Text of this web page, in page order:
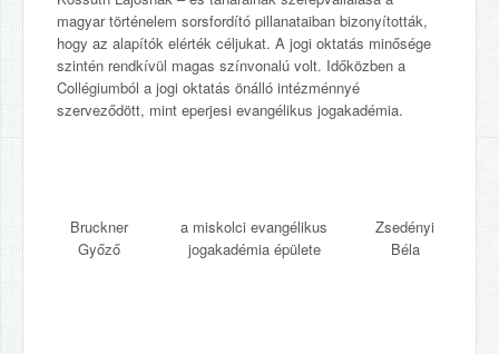
magyar történelem sorsfordító pillanataiban bizonyították,
hogy az alapítók elérték céljukat. A jogi oktatás minősége
szintén rendkívül magas színvonalú volt. Időközben a
Collégiumból a jogi oktatás önálló intézménnyé
szerveződött, mint eperjesi evangélikus jogakadémia.
Bruckner
Győző
a miskolci evangélikus
jogakadémia épülete
Zsedényi
Béla